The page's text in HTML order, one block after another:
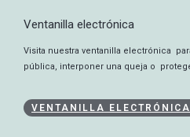
Ventanilla electrónica
Visita nuestra ventanilla electrónica
pública, interponer una queja o
VENTANILLA ELECTRÓNICA